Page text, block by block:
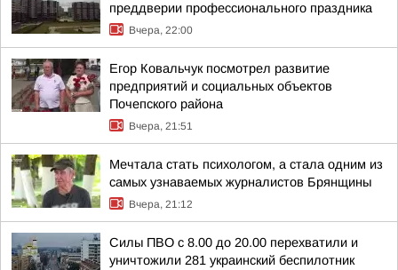
преддверии профессионального праздника
Вчера, 22:00
Егор Ковальчук посмотрел развитие
предприятий и социальных объектов
Почепского района
Вчера, 21:51
Мечтала стать психологом, а стала одним из
самых узнаваемых журналистов Брянщины
Вчера, 21:12
Силы ПВО с 8.00 до 20.00 перехватили и
уничтожили 281 украинский беспилотник